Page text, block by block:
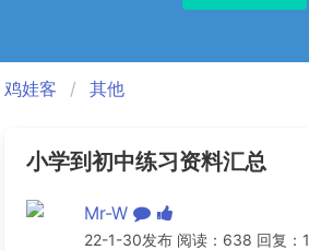
鸡娃客 其他
小学到初中练习资料汇总
Mr-W
22-1-30发布 阅读：638 回复：1